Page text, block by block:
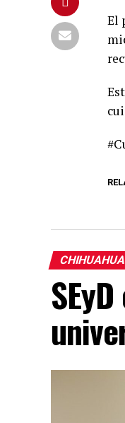
El
CHIHUAHUA